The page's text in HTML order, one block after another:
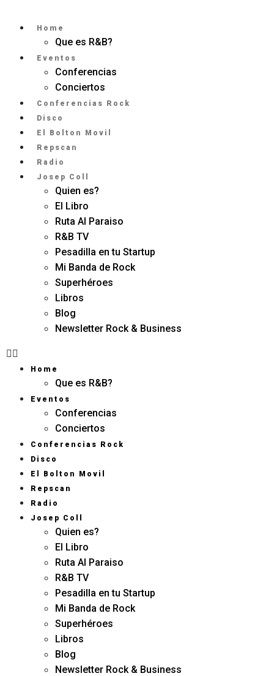
Home
Que es R&B?
Eventos
Conferencias
Conciertos
Conferencias Rock
Disco
El Bolton Movil
Repscan
Radio
Josep Coll
Quien es?
El Libro
Ruta Al Paraiso
R&B TV
Pesadilla en tu Startup
Mi Banda de Rock
Superhéroes
Libros
Blog
Newsletter Rock & Business
Home
Que es R&B?
Eventos
Conferencias
Conciertos
Conferencias Rock
Disco
El Bolton Movil
Repscan
Radio
Josep Coll
Quien es?
El Libro
Ruta Al Paraiso
R&B TV
Pesadilla en tu Startup
Mi Banda de Rock
Superhéroes
Libros
Blog
Newsletter Rock & Business